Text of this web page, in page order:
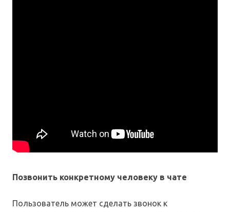
Позвонить конкретному человеку в чате
Пользователь может сделать звонок к